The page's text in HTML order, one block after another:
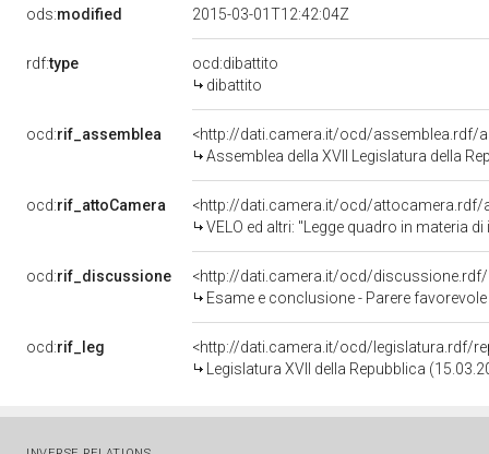
ods:modified 2015-03-01T12:42:04Z
rdf:type
ocd:dibattito
dibattito
ocd:rif_assemblea
<http://dati.camera.it/ocd/assemblea.rdf/
Assemblea della XVII Legislatura della
ocd:rif_attoCamera
<http://dati.camera.it/ocd/attocamera.rdf/
VELO ed altri: "Legge quadro in materia
ocd:rif_discussione
<http://dati.camera.it/ocd/discussione.rdf/
Esame e conclusione - Parere favorevole -
ocd:rif_leg
<http://dati.camera.it/ocd/legislatura.rdf/
Legislatura XVII della Repubblica